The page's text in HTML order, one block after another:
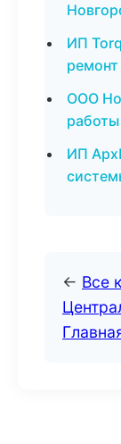
ИП
ООО
ИП
← Все